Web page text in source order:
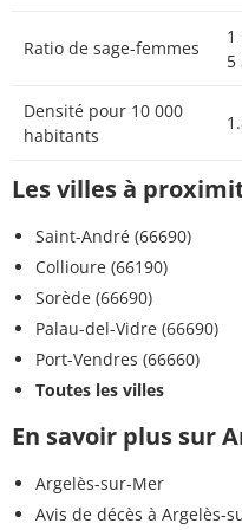
Ratio de sage-femmes
1
5
Densité pour 10 000
habitants
Les villes à
Saint-André (66690)
Collioure (66190)
Sorède (66690)
Palau-del-Vidre (66690)
Port-Vendres (66660)
Toutes les villes
En savoir plus sur
Argelès-sur-Mer
Avis de décès à Argelès-